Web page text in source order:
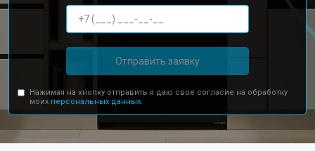
Отправить заявку
Нажимая на кнопку отправить я даю свое согласие на обработку
моих персональных данных.